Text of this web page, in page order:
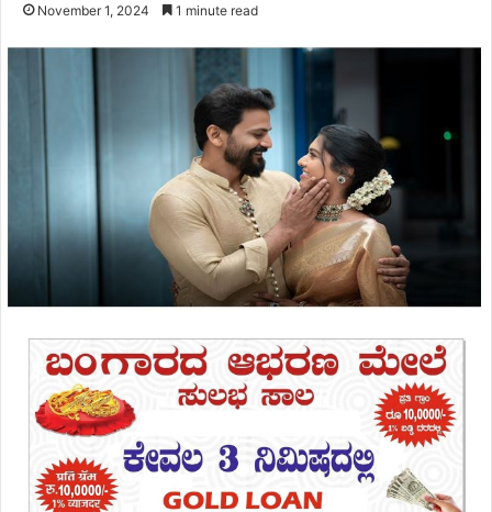
November 1, 2024 1 minute read